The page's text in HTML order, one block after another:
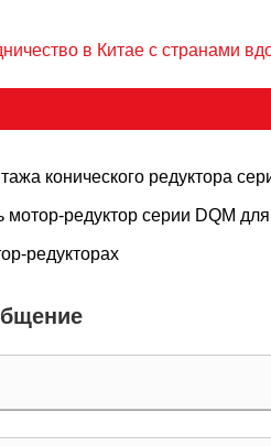
в Китае с странами
конического редуктора
фланцем, валом и полым валом?
мотор-редуктор серии DQM для
редукторах